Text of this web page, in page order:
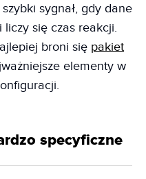
sygnał, gdy dane
się czas reakcji.
broni się pakiet
elementy w
specyficzne